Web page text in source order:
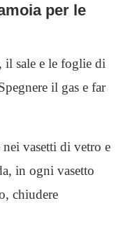
per le
il sale e le foglie di
il gas e far
nei vasetti di vetro e
in ogni vasetto
chiudere